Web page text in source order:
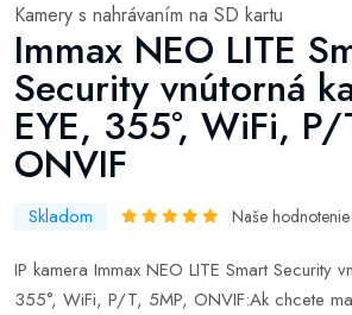
Kamery s nahrávaním na SD kartu
Immax NEO LITE
Security vnútorná
EYE, 355°, WiFi,
ONVIF
Skladom Naše hodnotenie
IP kamera Immax NEO LITE Smart Security
355°, WiFi, P/T, 5MP, ONVIF:Ak chcete